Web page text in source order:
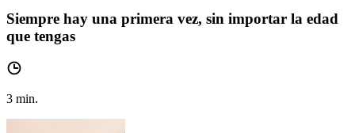
Siempre hay una primera vez, sin importar la edad
que tengas
3 min.